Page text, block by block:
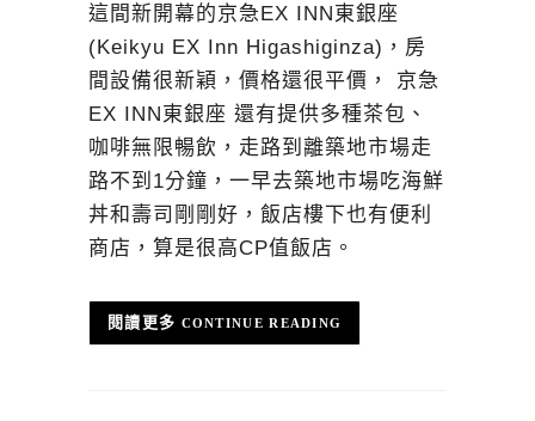
這間新開幕的京急EX INN東銀座
(Keikyu EX Inn Higashiginza)，房
間設備很新穎，價格還很平價， 京急
EX INN東銀座 還有提供多種茶包、
咖啡無限暢飲，走路到離築地市場走
路不到1分鐘，一早去築地市場吃海鮮
丼和壽司剛剛好，飯店樓下也有便利
商店，算是很高CP值飯店。
CONTINUE READING